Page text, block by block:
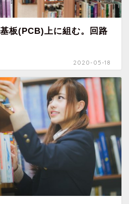
板(PCB)上に組む。回路
2020-05-18